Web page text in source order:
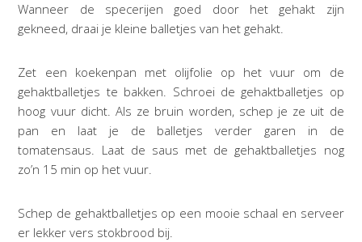
Wanneer de specerijen goed door het gehakt zijn
gekneed, draai je kleine balletjes van het gehakt.
Zet een koekenpan met olijfolie op het vuur om de
gehaktballetjes te bakken. Schroei de gehaktballetjes op
hoog vuur dicht. Als ze bruin worden, schep je ze uit de
pan en laat je de balletjes verder garen in de
tomatensaus. Laat de saus met de gehaktballetjes nog
zo’n 15 min op het vuur.
Schep de gehaktballetjes op een mooie schaal en serveer
er lekker vers stokbrood bij.